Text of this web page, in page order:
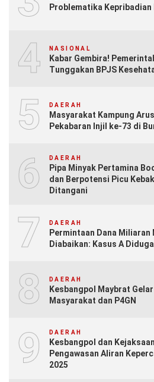
Problematika
4 NASIONAL
Kabar Gembira!
Tunggakan BPJS
5 DAERAH
Masyarakat Kampung
Pekabaran Injil ke-73 di
6 DAERAH
Pipa Minyak Pertamina
dan Berpotensi Picu
Ditangani
7 DAERAH
Permintaan Dana Miliaran
Diabaikan: Kasus A
8 DAERAH
Kesbangpol Maybrat
Masyarakat dan P4GN
9 DAERAH
Kesbangpol dan
Pengawasan Aliran
2025